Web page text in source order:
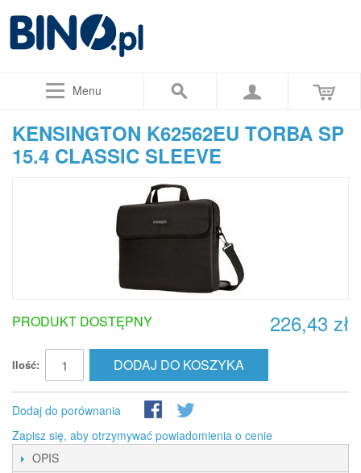
Menu
KENSINGTON K62562EU TORBA SP
15.4 CLASSIC SLEEVE
226,43 zł
PRODUKT DOSTĘPNY
Ilość: DODAJ DO KOSZYKA
Dodaj do porównania
Zapisz się, aby otrzymywać powiadomienia o cenie
OPIS